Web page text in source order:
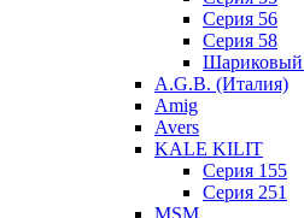
Серия 56
Серия 58
Шариковый
A.G.B. (Италия)
Amig
Avers
KALE KILIT
Серия 155
Серия 251
MSM